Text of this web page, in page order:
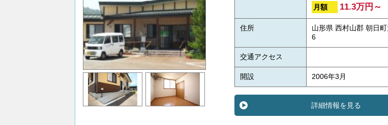
月額 11.3万円～
住所
山形県 西村山郡 朝日
6
交通アクセス
開設 2006年3月
詳細情報を見る